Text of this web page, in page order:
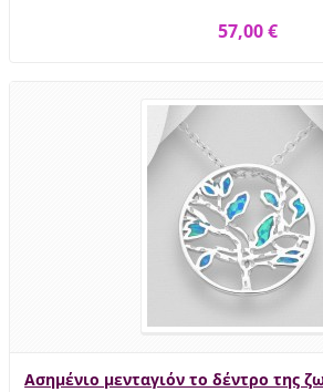
57,00 €
Ασημένιο μενταγιόν το δέντρο της